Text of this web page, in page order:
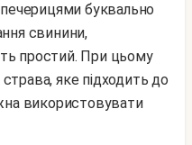
буквально
свинини,
простий. При цьому
яке підходить до
використовувати